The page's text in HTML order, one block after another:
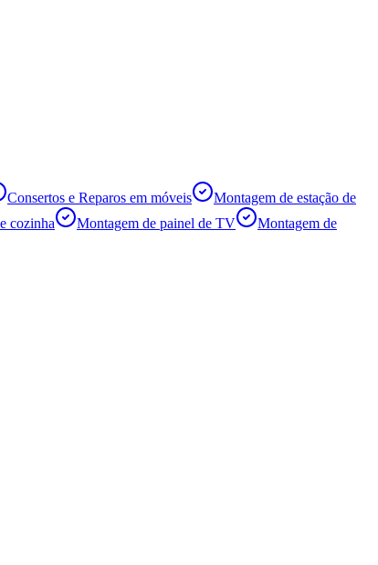
Consertos e Reparos em móveis
Montagem de estação de
cozinha Montagem de painel de TV
Montagem de